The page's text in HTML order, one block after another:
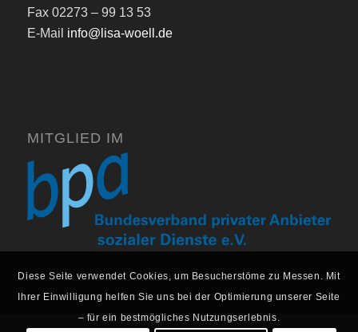
Fax 02273 – 99 13 53
E-Mail info@lisa-woell.de
MITGLIED IM
Diese Seite verwendet Cookies, um Besucherstöme zu Messen. Mit
Ihrer Einwilligung helfen Sie uns bei der Optimierung unserer Seite
– für ein bestmögliches Nutzungserlebnis.